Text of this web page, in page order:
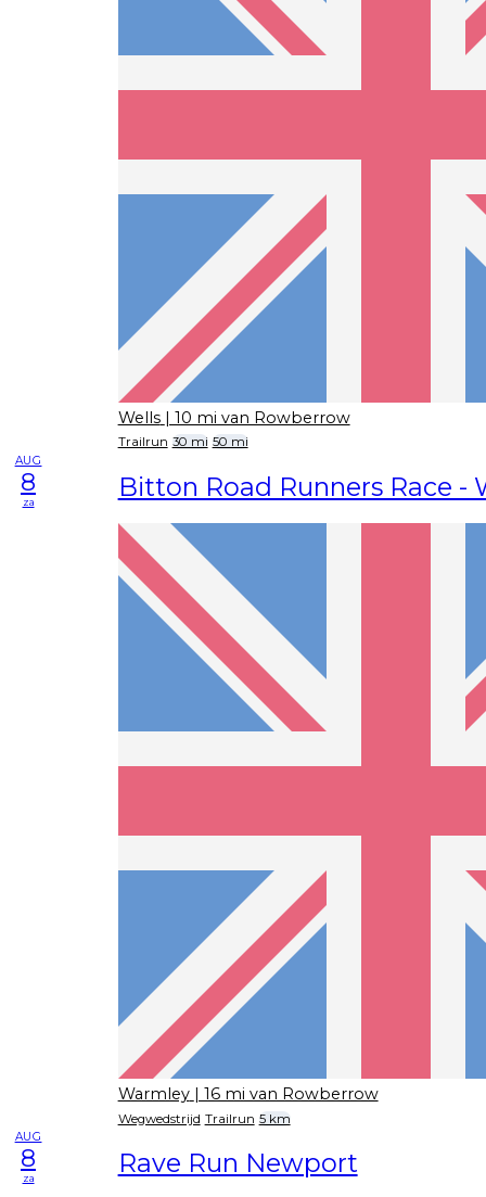
Wells | 10 mi van Rowberrow
Trailrun 30 mi 50 mi
AUG
8
za Bitton Road Runners Race -
Warmley | 16 mi van Rowberrow
Wegwedstrijd Trailrun 5 km
AUG
8
za Rave Run Newport